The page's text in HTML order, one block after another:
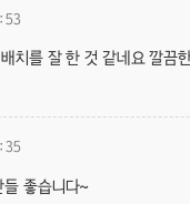
치를 잘 한 것 같네요 깔끔
들 좋습니다~